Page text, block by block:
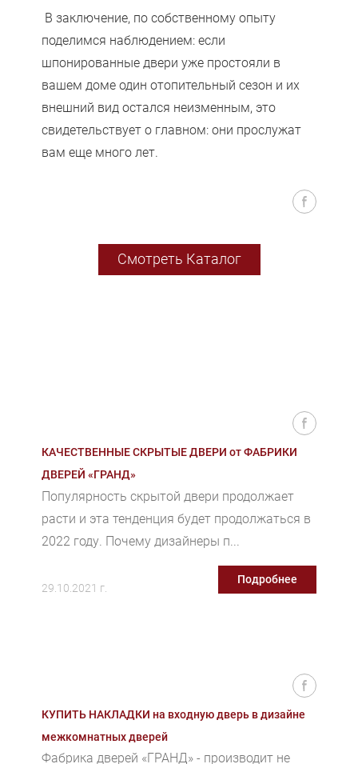
В заключение, по собственному опыту
поделимся наблюдением: если
шпонированные двери уже простояли в
вашем доме один отопительный сезон и их
внешний вид остался неизменным, это
свидетельствует о главном: они прослужат
вам еще много лет.
Смотреть Каталог
КАЧЕСТВЕННЫЕ СКРЫТЫЕ ДВЕРИ от ФАБРИКИ
ДВЕРЕЙ «ГРАНД»
Популярность скрытой двери продолжает
расти и эта тенденция будет продолжаться в
2022 году. Почему дизайнеры п...
29.10.2021 г.
Подробнее
КУПИТЬ НАКЛАДКИ на входную дверь в дизайне
межкомнатных дверей
Фабрика дверей «ГРАНД» - производит не